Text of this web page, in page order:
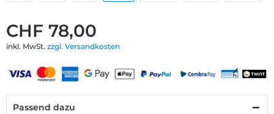
CHF 78,00
inkl. MwSt. zzgl. Versandkosten
Passend dazu